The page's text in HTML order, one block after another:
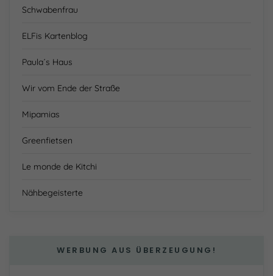
Schwabenfrau
ELFis Kartenblog
Paula´s Haus
Wir vom Ende der Straße
Mipamias
Greenfietsen
Le monde de Kitchi
Nähbegeisterte
WERBUNG AUS ÜBERZEUGUNG!